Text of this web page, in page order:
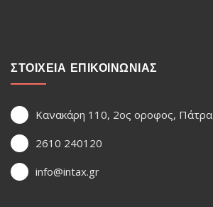
ΣΤΟΙΧΕΙΑ ΕΠΙΚΟΙΝΩΝΙΑΣ
Κανακάρη 110, 2ος οροφος, Πάτρα
2610 240120
info@intax.gr